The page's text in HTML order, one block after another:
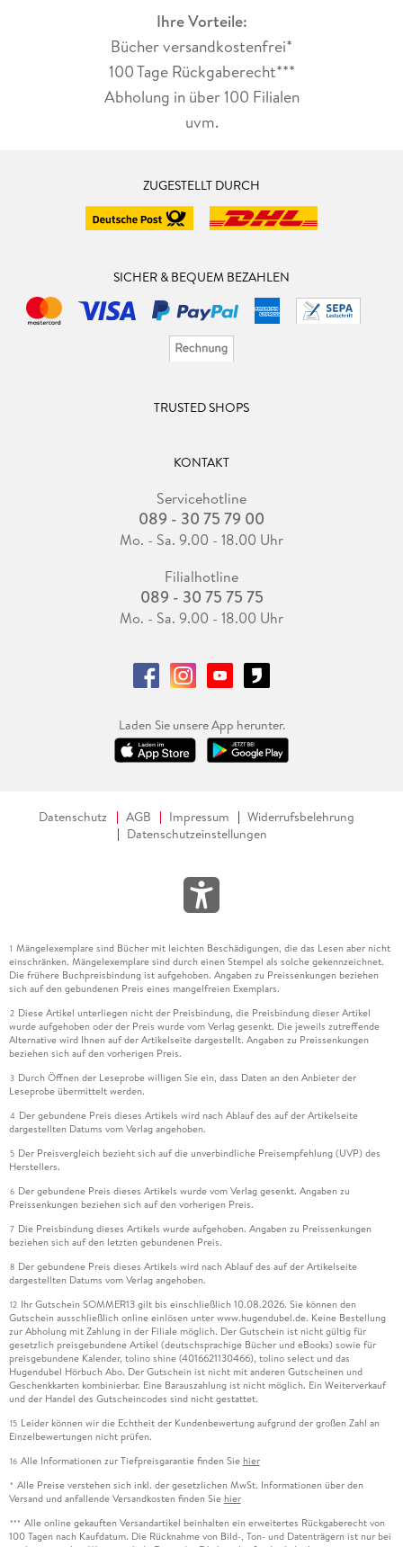
Ihre Vorteile:
Bücher versandkostenfrei*
100 Tage Rückgaberecht***
Abholung in über 100 Filialen
uvm.
ZUGESTELLT DURCH
SICHER & BEQUEM BEZAHLEN
TRUSTED SHOPS
KONTAKT
Servicehotline
089 - 30 75 79 00
Mo. - Sa. 9.00 - 18.00 Uhr
Filialhotline
089 - 30 75 75 75
Mo. - Sa. 9.00 - 18.00 Uhr
Laden Sie unsere App herunter.
Datenschutz AGB Impressum
Widerrufsbelehrung
Datenschutzeinstellungen
1 Mängelexemplare sind Bücher mit leichten Beschädigungen, die das Lesen aber nicht
einschränken. Mängelexemplare sind durch einen Stempel als solche gekennzeichnet.
Die frühere Buchpreisbindung ist aufgehoben. Angaben zu Preissenkungen beziehen
sich auf den gebundenen Preis eines mangelfreien Exemplars.
2 Diese Artikel unterliegen nicht der Preisbindung, die Preisbindung dieser Artikel
wurde aufgehoben oder der Preis wurde vom Verlag gesenkt. Die jeweils zutreffende
Alternative wird Ihnen auf der Artikelseite dargestellt. Angaben zu Preissenkungen
beziehen sich auf den vorherigen Preis.
3 Durch Öffnen der Leseprobe willigen Sie ein, dass Daten an den Anbieter der
Leseprobe übermittelt werden.
4 Der gebundene Preis dieses Artikels wird nach Ablauf des auf der Artikelseite
dargestellten Datums vom Verlag angehoben.
5 Der Preisvergleich bezieht sich auf die unverbindliche Preisempfehlung (UVP) des
Herstellers.
6 Der gebundene Preis dieses Artikels wurde vom Verlag gesenkt. Angaben zu
Preissenkungen beziehen sich auf den vorherigen Preis.
7 Die Preisbindung dieses Artikels wurde aufgehoben. Angaben zu Preissenkungen
beziehen sich auf den letzten gebundenen Preis.
8 Der gebundene Preis dieses Artikels wird nach Ablauf des auf der Artikelseite
dargestellten Datums vom Verlag angehoben.
12 Ihr Gutschein SOMMER13 gilt bis einschließlich 10.08.2026. Sie können den
Gutschein ausschließlich online einlösen unter www.hugendubel.de. Keine Bestellung
zur Abholung mit Zahlung in der Filiale möglich. Der Gutschein ist nicht gültig für
gesetzlich preisgebundene Artikel (deutschsprachige Bücher und eBooks) sowie für
preisgebundene Kalender, tolino shine (4016621130466), tolino select und das
Hugendubel Hörbuch Abo. Der Gutschein ist nicht mit anderen Gutscheinen und
Geschenkkarten kombinierbar. Eine Barauszahlung ist nicht möglich. Ein Weiterverkauf
und der Handel des Gutscheincodes sind nicht gestattet.
15 Leider können wir die Echtheit der Kundenbewertung aufgrund der großen Zahl an
Einzelbewertungen nicht prüfen.
16 Alle Informationen zur Tiefpreisgarantie finden Sie hier
* Alle Preise verstehen sich inkl. der gesetzlichen MwSt. Informationen über den
Versand und anfallende Versandkosten finden Sie hier
*** Alle online gekauften Versandartikel beinhalten ein erweitertes Rückgaberecht von
100 Tagen nach Kaufdatum. Die Rücknahme von Bild-, Ton- und Datenträgern ist nur bei